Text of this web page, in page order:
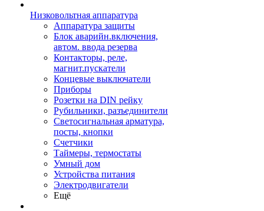
Низковольтная аппаратура
Аппаратура защиты
Блок аварийн.включения,
автом. ввода резерва
Контакторы, реле,
магнит.пускатели
Концевые выключатели
Приборы
Розетки на DIN рейку
Рубильники, разъединители
Светосигнальная арматура,
посты, кнопки
Счетчики
Таймеры, термостаты
Умный дом
Устройства питания
Электродвигатели
Ещё